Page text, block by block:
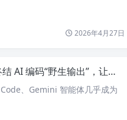
2026年4月27日
生输出”，让智能体写出生产级代码
、Gemini 智能体几乎成为